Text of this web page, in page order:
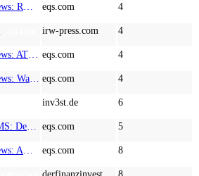
eqs.com 4
irw-press.com 4
eqs.com 4
eqs.com 4
inv3st.de 6
eqs.com 5
eqs.com 8